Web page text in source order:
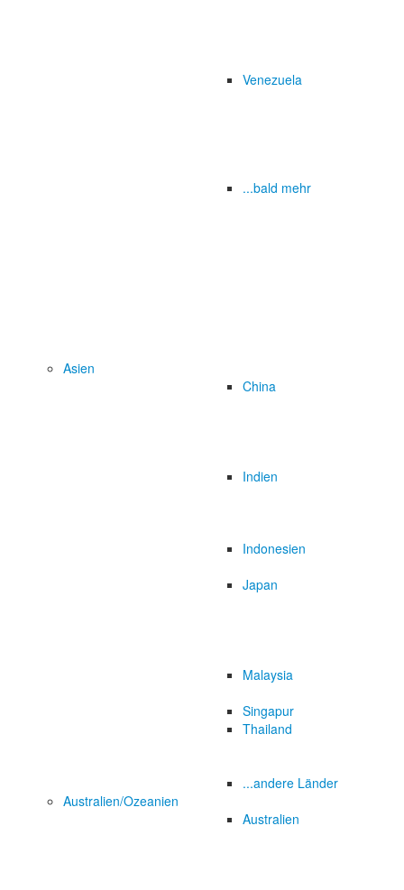
Venezuela
...bald mehr
Asien
China
Indien
Indonesien
Japan
Malaysia
Singapur
Thailand
...andere Länder
Australien/Ozeanien
Australien